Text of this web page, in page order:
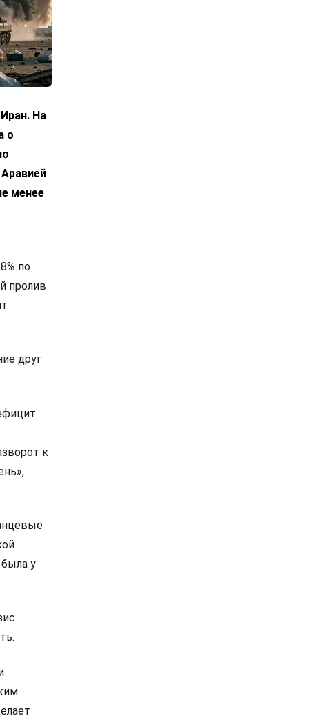
На
о
менее
по
пролив
друг
к
у